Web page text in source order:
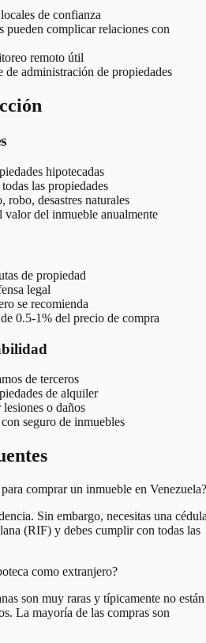
de confianza
pueden complicar relaciones con
remoto útil
de administración de propiedades
hipotecadas
las propiedades
robo, desastres naturales
valor del inmueble anualmente
de propiedad
legal
se recomienda
0.5-1% del precio de compra
de terceros
de alquiler
o daños
seguro de inmuebles
comprar un inmueble en Venezuela?
Sin embargo, necesitas una
(RIF) y debes cumplir con todas las
como extranjero?
son muy raras y típicamente no están
La mayoría de las compras son